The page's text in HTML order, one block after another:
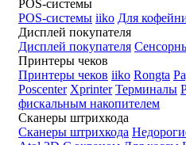
POS-системы
POS-системы iiko Для
Дисплей покупателя
Дисплей покупателя
Принтеры чеков
Принтеры чеков iiko Rongta
Poscenter Xprinter Терминалы
фискальным накопителем
Сканеры штрихкода
Сканеры штрихкода